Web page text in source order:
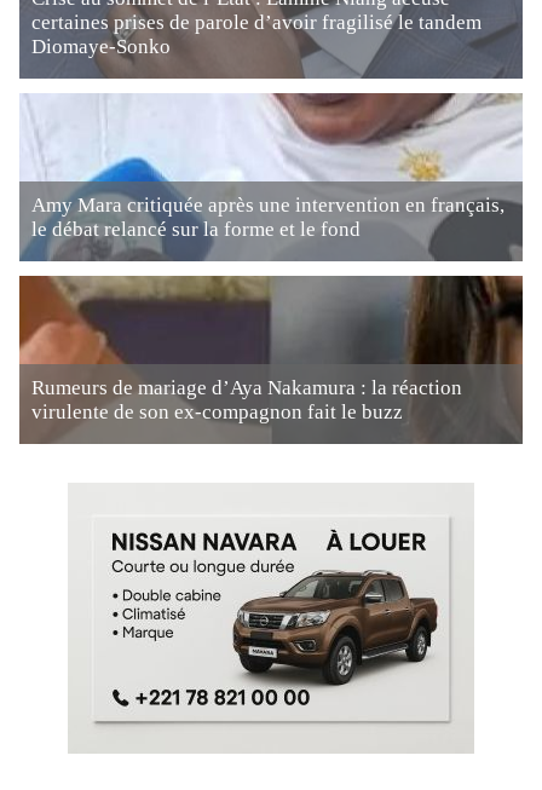
certaines prises de parole d’avoir fragilisé le tandem
Diomaye-Sonko
Amy Mara critiquée après une intervention en français,
le débat relancé sur la forme et le fond
Rumeurs de mariage d’Aya Nakamura : la réaction
virulente de son ex-compagnon fait le buzz